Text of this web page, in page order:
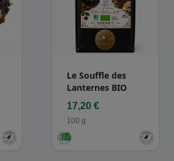
Le Souffle des
Lanternes BIO
17,20 €
100 g